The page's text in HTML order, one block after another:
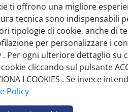
ti offrono una migliore
tecnica sono indispensabili
tipologie di cookie, anche di
per personalizzare i
. Per ogni ulteriore dettaglio su
cliccando sul pulsante
I COOKIES . Se invece
Policy
Registrati alla
E rimani sempre aggiornato su
speciali